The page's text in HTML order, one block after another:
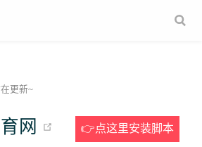
更新~
网 (opens new
👉点这里安装脚本